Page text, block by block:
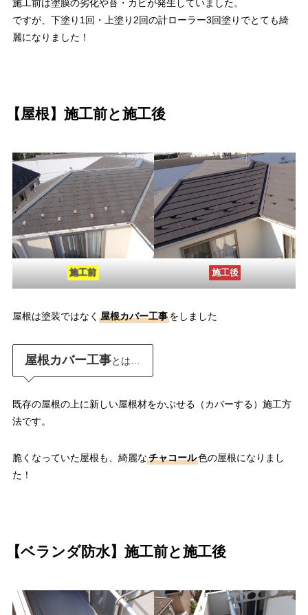
施工前は塗膜の劣化や苔・カビが発生していました。
ですが、下塗り1回・上塗り2回の計ローラー3回塗りでとても綺
麗になりました！
【屋根】施工前と施工後
施工前 施工後
屋根は塗装ではなく 屋根カバー工事をしました
屋根カバー工事とは…
既存の屋根の上に新しい屋根材をかぶせる（カバーする）施工方
法です。
脆くなっていた屋根も、綺麗なチャコール色の屋根になりまし
た！
【ベランダ防水】施工前と施工後